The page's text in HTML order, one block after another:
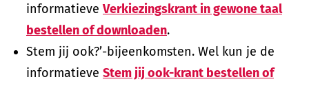
informatieveVerkiezingskrant in gewone taal
bestellen of downloaden.
Stem jij ook?’-bijeenkomsten. Wel kun je de
informatieve Stem jij ook-krant bestellen of